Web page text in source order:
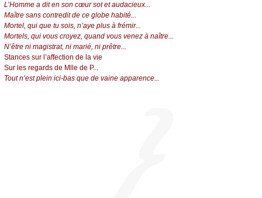
L’Homme a dit en son cœur sot et audacieux...
Maître sans contredit de ce globe habité...
Mortel, qui que tu sois, n’aye plus à frémir...
Mortels, qui vous croyez, quand vous venez à naître...
N’être ni magistrat, ni marié, ni prêtre...
Stances sur l’affection de la vie
Sur les regards de Mlle de P...
Tout n’est plein ici-bas que de vaine apparence...